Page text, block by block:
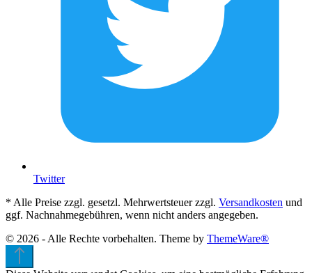
Twitter
* Alle Preise zzgl. gesetzl. Mehrwertsteuer zzgl. Versandkosten und
ggf. Nachnahmegebühren, wenn nicht anders angegeben.
© 2026 - Alle Rechte vorbehalten. Theme by ThemeWare®